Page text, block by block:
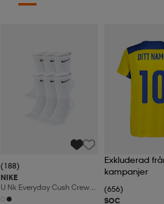
(188)
NIKE
U Nk Everyday Cush Crew
6pr-Bd
Exkluderad
kampanjer
(656)
SOC